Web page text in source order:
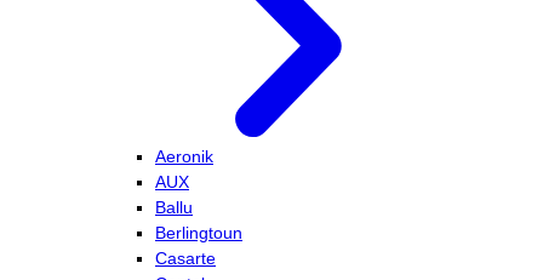
Aeronik
AUX
Ballu
Berlingtoun
Casarte